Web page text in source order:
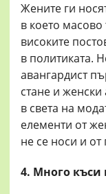
Жените ги
в което масово
високите
в политиката.
авангардист
стане и
в света на
елементи от
не се носи и от
4. Много къси